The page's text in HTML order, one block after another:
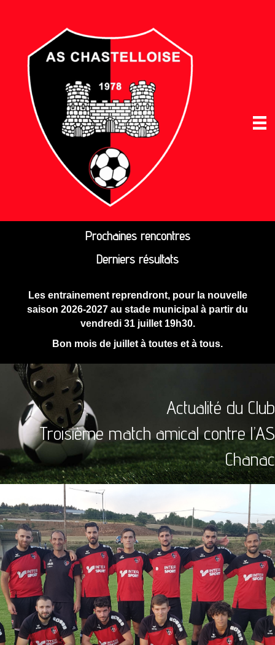
Prochaines rencontres
Derniers résultats
Les entrainement reprendront, pour la nouvelle
saison 2026-2027 au stade municipal à partir du
vendredi 31 juillet 19h30.
Bon mois de juillet à toutes et à tous.
Actualité du Club
Troisième match amical contre l’AS
Chanac